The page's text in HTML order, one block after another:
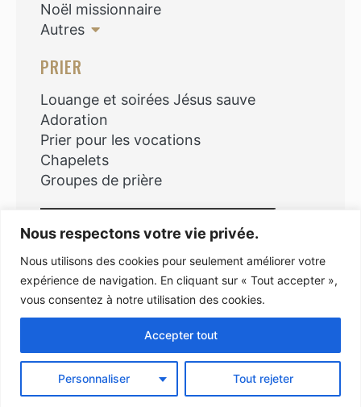
Nous respectons votre vie privée.
Nous utilisons des cookies pour seulement améliorer votre
expérience de navigation. En cliquant sur « Tout accepter »,
vous consentez à notre utilisation des cookies.
Personnaliser Tout rejeter
Accepter tout
Noël missionnaire
Autres
PRIER
Louange et soirées Jésus sauve
Adoration
Prier pour les vocations
Chapelets
Groupes de prière